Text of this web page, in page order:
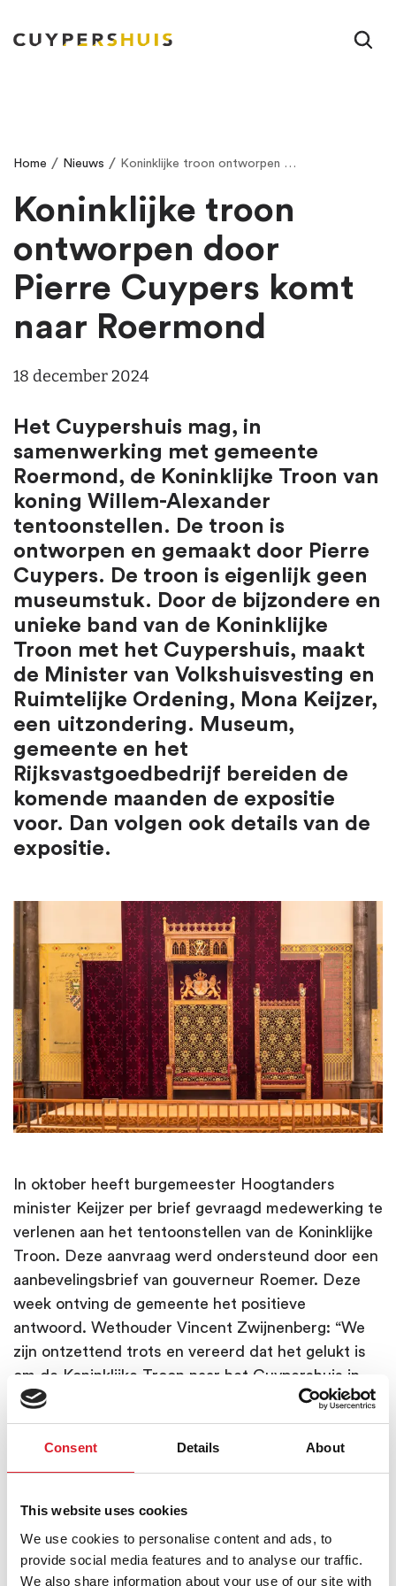
Consent Details About
This website uses cookies
We use cookies to personalise content and ads, to
provide social media features and to analyse our traffic.
We also share information about your use of our site with
Ga naar hoofdinhoud
Home / Nieuws / Koninklijke troon ontworpen door Pierre Cuypers komt naar Roermond
Koninklijke troon
ontworpen door
Pierre Cuypers komt
naar Roermond
18 december 2024
Het Cuypershuis mag, in
samenwerking met gemeente
Roermond, de Koninklijke Troon van
koning Willem-Alexander
tentoonstellen. De troon is
ontworpen en gemaakt door Pierre
Cuypers. De troon is eigenlijk geen
museumstuk. Door de bijzondere en
unieke band van de Koninklijke
Troon met het Cuypershuis, maakt
de Minister van Volkshuisvesting en
Ruimtelijke Ordening, Mona Keijzer,
een uitzondering. Museum,
gemeente en het
Rijksvastgoedbedrijf bereiden de
komende maanden de expositie
voor. Dan volgen ook details van de
expositie.
In oktober heeft burgemeester Hoogtanders
minister Keijzer per brief gevraagd medewerking te
verlenen aan het tentoonstellen van de Koninklijke
Troon. Deze aanvraag werd ondersteund door een
aanbevelingsbrief van gouverneur Roemer. Deze
week ontving de gemeente het positieve
antwoord. Wethouder Vincent Zwijnenberg: “We
zijn ontzettend trots en vereerd dat het gelukt is
om de Koninklijke Troon naar het Cuypershuis in
Roermond te halen. Hiermee brengen we de troon
terug naar de plek waar Pierre Cuypers deze
ontworpen en gemaakt heeft. Het is een symbool
van vakmanschap dat een mooi en educatief
maanden gebruiken om een mooie expositie te
maken voor onze inwoners en bezoekers.”